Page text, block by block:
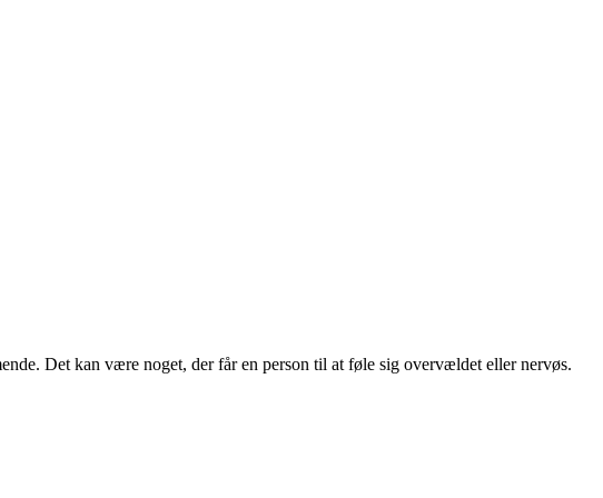
Det kan være noget, der får en person til at føle sig overvældet eller nervøs.